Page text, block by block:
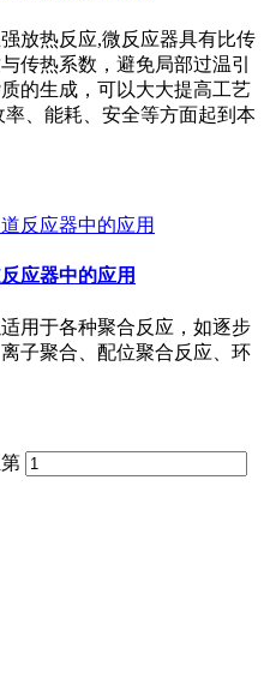
放热反应,微反应器具有比传
传热系数，避免局部过温引
的生成，可以大大提高工艺
、能耗、安全等方面起到本
应器中的应用
用于各种聚合反应，如逐步
子聚合、配位聚合反应、环